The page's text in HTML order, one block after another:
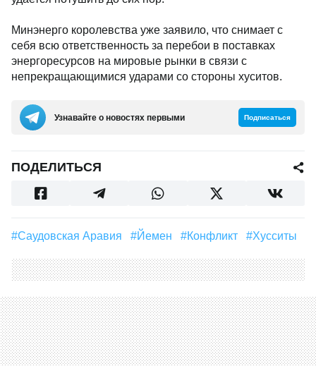
Минэнерго королевства уже заявило, что снимает с
себя всю ответственность за перебои в поставках
энергоресурсов на мировые рынки в связи с
непрекращающимися ударами со стороны хуситов.
Узнавайте о новостях первыми Подписаться
ПОДЕЛИТЬСЯ
#Саудовская Аравия #Йемен #Конфликт #хусситы